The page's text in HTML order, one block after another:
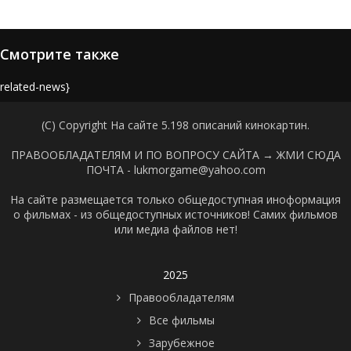
Смотрите также
news}
(C) Copyright На сайте 5.198 описаний кинокартин.
ПРАВООБЛАДАТЕЛЯМ И ПО ВОПРОСУ САЙТА → ЖМИ СЮДА
ПОЧТА - lukmorgame@yahoo.com
На сайте размещается только общедоступная иноформация
о фильмах - из общедоступных источников! Самих фильмов
или медиа файлов нет!
2025
Правообладателям
Все фильмы
Зарубежное